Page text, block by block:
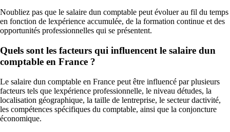
Noubliez pas que le salaire dun comptable peut évoluer au fil du temps
en fonction de lexpérience accumulée, de la formation continue et des
opportunités professionnelles qui se présentent.
Quels sont les facteurs qui influencent le salaire dun
comptable en France ?
Le salaire dun comptable en France peut être influencé par plusieurs
facteurs tels que lexpérience professionnelle, le niveau détudes, la
localisation géographique, la taille de lentreprise, le secteur dactivité,
les compétences spécifiques du comptable, ainsi que la conjoncture
économique.